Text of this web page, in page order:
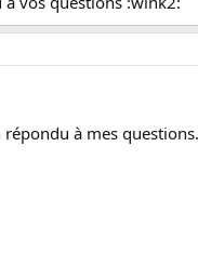
à mes